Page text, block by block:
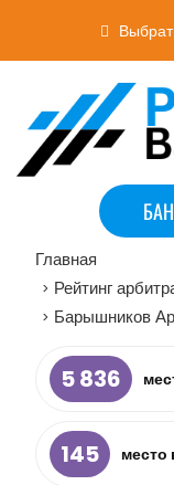
Главная
> Рейтинг
> Барышников
5 836
145